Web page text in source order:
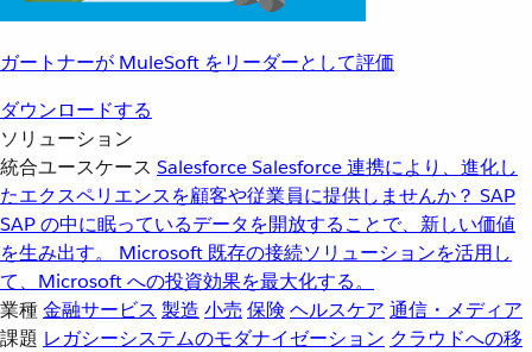
ガートナーが MuleSoft をリーダーとして評価
ダウンロードする
ソリューション
統合ユースケース SalesforceSalesforce 連携により、進化し
たエクスペリエンスを顧客や従業員に提供しませんか？ SAP
SAP の中に眠っているデータを開放することで、新しい価値
を生み出す。
Microsoft 既存の接続ソリューションを活用し
て、Microsoft への投資効果を最大化する。
業種金融サービス 製造 小売 保険 ヘルスケア 通信・メディア
課題 レガシーシステムのモダナイゼーション クラウドへの移